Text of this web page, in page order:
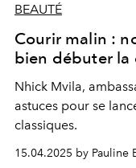
BEAUTÉ
Courir malin :
bien débuter la
Nhick Mvila,
astuces pour se
classiques.
15.04.2025 by Pauline